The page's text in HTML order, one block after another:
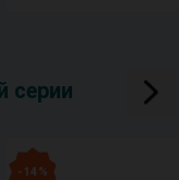
серии
- 14 %